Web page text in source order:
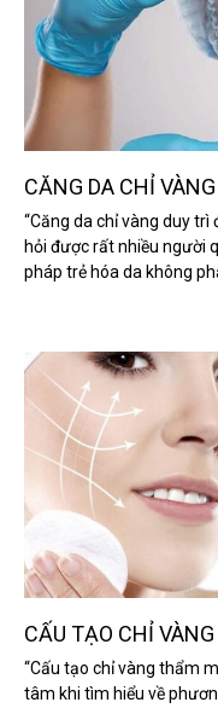
CĂNG DA CHỈ
“Căng da chỉ vàng duy
hỏi được rất nhiều người
pháp trẻ hóa da không
CẤU TẠO CHỈ
“Cấu tạo chỉ vàng thẩm
tâm khi tìm hiểu về